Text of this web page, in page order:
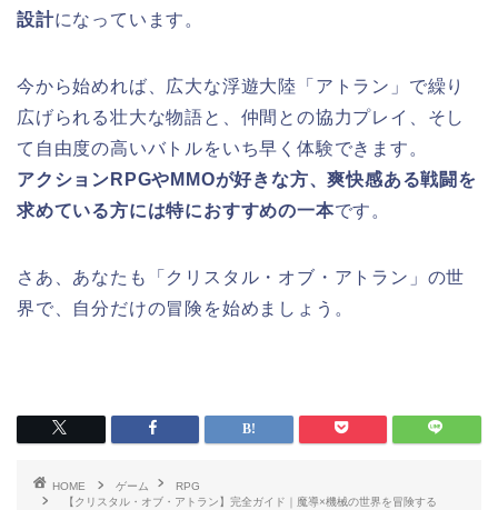
設計になっています。
今から始めれば、広大な浮遊大陸「アトラン」で繰り
広げられる壮大な物語と、仲間との協力プレイ、そし
て自由度の高いバトルをいち早く体験できます。
アクションRPGやMMOが好きな方、爽快感ある戦闘を
求めている方には特におすすめの一本です。
さあ、あなたも「クリスタル・オブ・アトラン」の世
界で、自分だけの冒険を始めましょう。
HOME ゲーム
RPG
【クリスタル・オブ・アトラン】完全ガイド｜魔導×機械の世界を冒険する